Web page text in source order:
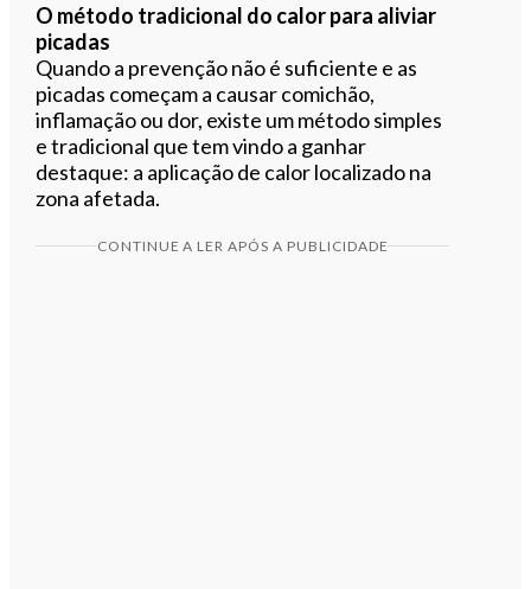
O método tradicional do calor para aliviar
picadas
Quando a prevenção não é suficiente e as
picadas começam a causar comichão,
inflamação ou dor, existe um método simples
e tradicional que tem vindo a ganhar
destaque: a aplicação de calor localizado na
zona afetada.
CONTINUE A LER APÓS A PUBLICIDADE